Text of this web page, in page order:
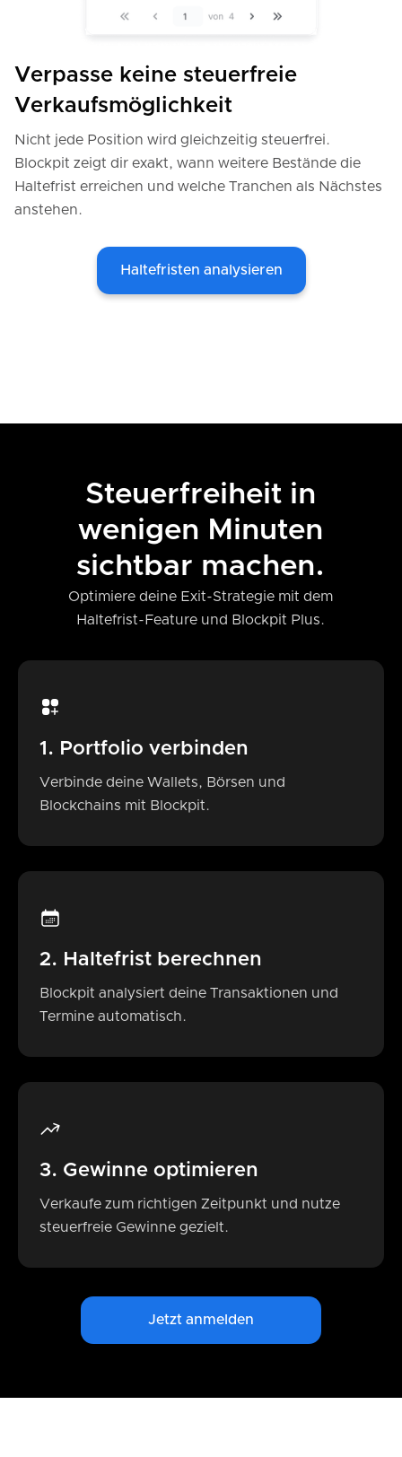
Verpasse keine steuerfreie
Verkaufsmöglichkeit
Nicht jede Position wird gleichzeitig steuerfrei.
Blockpit zeigt dir exakt, wann weitere Bestände die
Haltefrist erreichen und welche Tranchen als Nächstes
anstehen.
Haltefristen analysieren
Steuerfreiheit in
wenigen Minuten
sichtbar machen.
Optimiere deine Exit-Strategie mit dem
Haltefrist-Feature und Blockpit Plus.
1. Portfolio verbinden
Verbinde deine Wallets, Börsen und
Blockchains mit Blockpit.
2. Haltefrist berechnen
Blockpit analysiert deine Transaktionen und
Termine automatisch.
3. Gewinne optimieren
Verkaufe zum richtigen Zeitpunkt und nutze
steuerfreie Gewinne gezielt.
Jetzt anmelden